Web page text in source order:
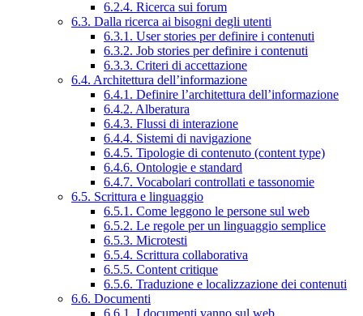
6.2.4. Ricerca sui forum
6.3. Dalla ricerca ai bisogni degli utenti
6.3.1. User stories per definire i contenuti
6.3.2. Job stories per definire i contenuti
6.3.3. Criteri di accettazione
6.4. Architettura dell’informazione
6.4.1. Definire l’architettura dell’informazione
6.4.2. Alberatura
6.4.3. Flussi di interazione
6.4.4. Sistemi di navigazione
6.4.5. Tipologie di contenuto (content type)
6.4.6. Ontologie e standard
6.4.7. Vocabolari controllati e tassonomie
6.5. Scrittura e linguaggio
6.5.1. Come leggono le persone sul web
6.5.2. Le regole per un linguaggio semplice
6.5.3. Microtesti
6.5.4. Scrittura collaborativa
6.5.5. Content critique
6.5.6. Traduzione e localizzazione dei contenuti
6.6. Documenti
6.6.1. I documenti vanno sul web